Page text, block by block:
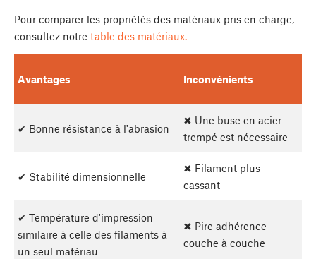
Pour comparer les propriétés des matériaux pris en charge,
consultez notre table des matériaux.
Avantages Inconvénients
✔ Bonne résistance à l'abrasion
✖ Une buse en acier
trempé est nécessaire
✔ Stabilité dimensionnelle
✖ Filament plus
cassant
✔ Température d'impression
similaire à celle des filaments à
un seul matériau
✖ Pire adhérence
couche à couche